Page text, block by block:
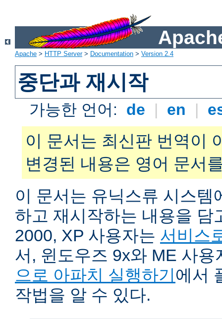
Apache > HTTP Server> Documentation > Version 2.4
중단과 재시작
가능한 언어: de | en |
이 문서는 최신판 번역이
변경된 내용은 영어 문서
이 문서는 유닉스류 시스템
하고 재시작하는 내용을 담
2000, XP 사용자는 서비스
서, 윈도우즈 9x와 ME 사
으로 아파치 실행하기에서
작법을 알 수 있다.